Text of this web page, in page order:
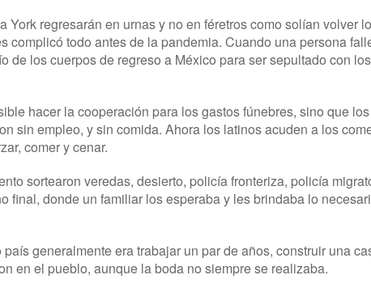
York regresarán en urnas y no en féretros como solían volver
complicó todo antes de la pandemia. Cuando una persona
de los cuerpos de regreso a México para ser sepultado con
hacer la cooperación para los gastos fúnebres, sino que
sin empleo, y sin comida. Ahora los latinos acuden a los
comer y cenar.
sortearon veredas, desierto, policía fronteriza, policía
final, donde un familiar los esperaba y les brindaba lo
generalmente era trabajar un par de años, construir una
en el pueblo, aunque la boda no siempre se realizaba.